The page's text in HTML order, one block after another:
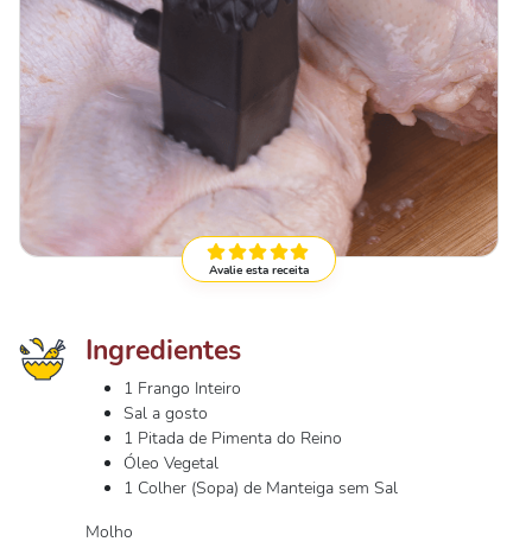
Avalie esta receita
Ingredientes
1 Frango Inteiro
Sal a gosto
1 Pitada de Pimenta do Reino
Óleo Vegetal
1 Colher (Sopa) de Manteiga sem Sal
Molho